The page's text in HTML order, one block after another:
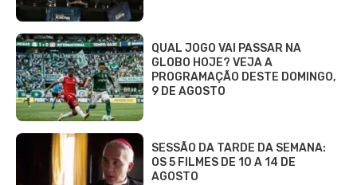
QUAL JOGO VAI PASSAR NA
GLOBO HOJE? VEJA A
PROGRAMAÇÃO DESTE DOMINGO,
9 DE AGOSTO
SESSÃO DA TARDE DA SEMANA:
OS 5 FILMES DE 10 A 14 DE
AGOSTO